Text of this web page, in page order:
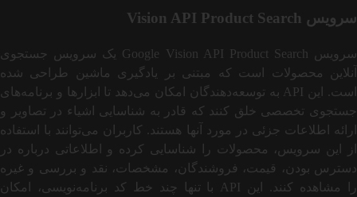
سرویس Vision API Product Search
سرویس Google Vision API Product Search یک سرویس جستجوی
آنلاین محصولات است که مبتنی بر یادگیری ماشین طراحی شده
است. این API به توسعه‌دهندگان امکان می‌دهد تا ابزارها و برنامه‌های
جستجوی تخصصی خلق کنند که قادر به شناسایی اشیاء در تصاویر و
ارائه اطلاعات جزئی در مورد آنها هستند. کاربران می‌توانند با استفاده
از این سرویس، محصولات را شناسایی کرده و اطلاعاتی درباره در
دسترس بودن، قیمت، فروشندگان، مشخصات، نقد و بررسی و غیره
را مشاهده کنند. این API با تنها چند خط کد برنامه‌نویسی، امکان